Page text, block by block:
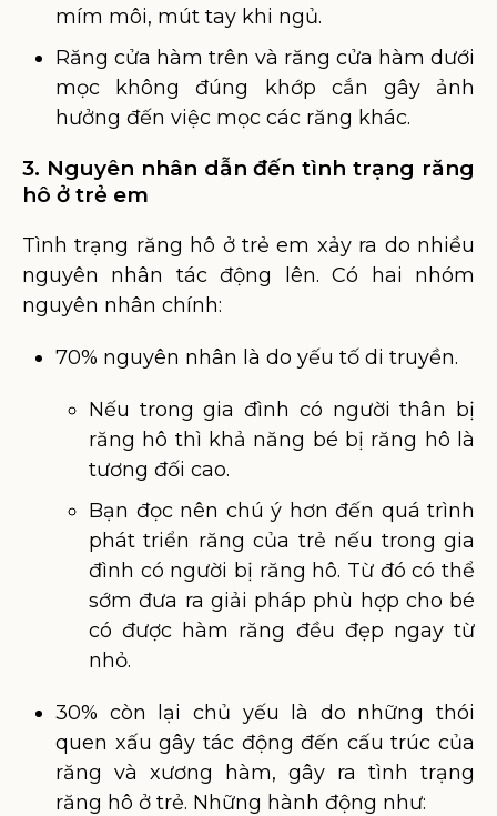
mím môi, mút tay khi ngủ.
Răng cửa hàm trên và răng cửa hàm dưới
mọc không đúng khớp cắn gây ảnh
hưởng đến việc mọc các răng khác.
3. Nguyên nhân dẫn đến tình trạng răng
hô ở trẻ em
Tình trạng răng hô ở trẻ em xảy ra do nhiều
nguyên nhân tác động lên. Có hai nhóm
nguyên nhân chính:
70% nguyên nhân là do yếu tố di truyền.
Nếu trong gia đình có người thân bị
răng hô thì khả năng bé bị răng hô là
tương đối cao.
Bạn đọc nên chú ý hơn đến quá trình
phát triển răng của trẻ nếu trong gia
đình có người bị răng hô. Từ đó có thể
sớm đưa ra giải pháp phù hợp cho bé
có được hàm răng đều đẹp ngay từ
nhỏ.
30% còn lại chủ yếu là do những thói
quen xấu gây tác động đến cấu trúc của
răng và xương hàm, gây ra tình trạng
răng hô ở trẻ. Những hành động như: